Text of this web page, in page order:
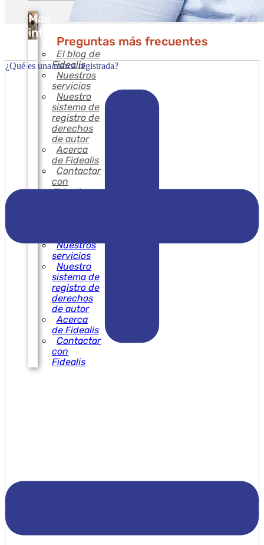
Más
información
El blog de
Fidealis
Nuestros
servicios
Nuestro
sistema de
registro de
derechos
de autor
Acerca
de Fidealis
Contactar
con
Fidealis
Nuestros
servicios
Nuestro
sistema de
registro de
derechos
de autor
Acerca
de Fidealis
Contactar
con
Fidealis
Preguntas más frecuentes
¿Qué es una marca registrada?